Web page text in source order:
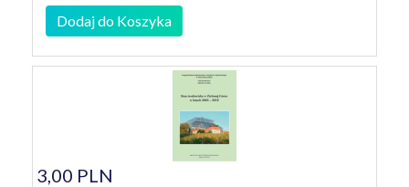
Dodaj do Koszyka
3,00 PLN